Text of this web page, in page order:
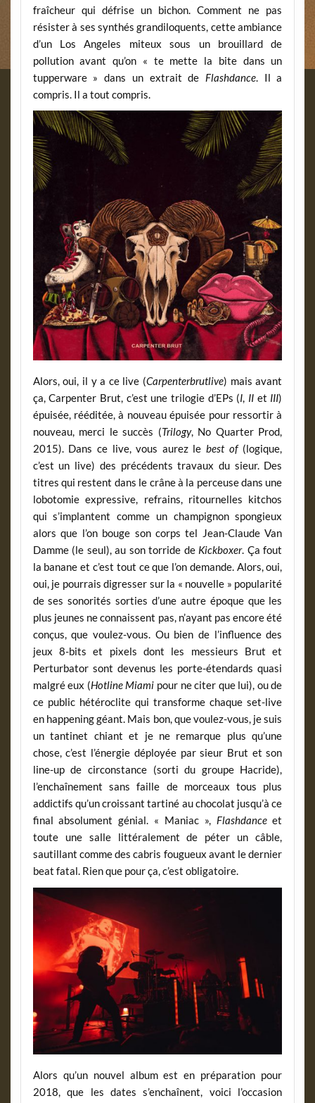
fraîcheur qui défrise un bichon. Comment ne pas
résister à ses synthés grandiloquents, cette ambiance
d’un Los Angeles miteux sous un brouillard de
pollution avant qu’on « te mette la bite dans un
tupperware » dans un extrait de Flashdance. Il a
compris. Il a tout compris.
Alors, oui, il y a ce live (Carpenterbrutlive) mais avant
ça, Carpenter Brut, c’est une trilogie d’EPs (I, II et III)
épuisée, rééditée, à nouveau épuisée pour ressortir à
nouveau, merci le succès (Trilogy, No Quarter Prod,
2015). Dans ce live, vous aurez lebest of(logique,
c’est un live) des précédents travaux du sieur. Des
titres qui restent dans le crâne à la perceuse dans une
lobotomie expressive, refrains, ritournelles kitchos
qui s’implantent comme un champignon spongieux
alors que l’on bouge son corps tel Jean-Claude Van
Damme (le seul), au son torride de Kickboxer. Ça fout
la banane et c’est tout ce que l’on demande. Alors, oui,
oui, je pourrais digresser sur la « nouvelle » popularité
de ses sonorités sorties d’une autre époque que les
plus jeunes ne connaissent pas, n’ayant pas encore été
conçus, que voulez-vous. Ou bien de l’influence des
jeux 8-bits et pixels dont les messieurs Brut et
Perturbator sont devenus les porte-étendards quasi
malgré eux (Hotline Miami pour ne citer que lui), ou de
ce public hétéroclite qui transforme chaque set-live
en happening géant. Mais bon, que voulez-vous, je suis
un tantinet chiant et je ne remarque plus qu’une
chose, c’est l’énergie déployée par sieur Brut et son
line-up de circonstance (sorti du groupe Hacride),
l’enchaînement sans faille de morceaux tous plus
addictifs qu’un croissant tartiné au chocolat jusqu’à ce
final absolument génial. « Maniac », Flashdanceet
toute une salle littéralement de péter un câble,
sautillant comme des cabris fougueux avant le dernier
beat fatal. Rien que pour ça, c’est obligatoire.
Alors qu’un nouvel album est en préparation pour
2018, que les dates s’enchaînent, voici l’occasion